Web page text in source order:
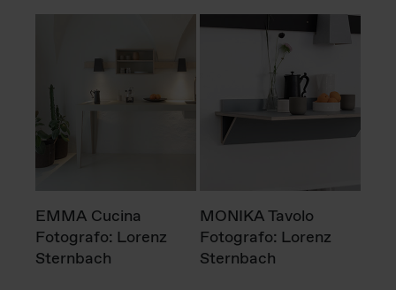
EMMA Cucina
Fotografo: Lorenz
Sternbach
MONIKA Tavolo
Fotografo: Lorenz
Sternbach